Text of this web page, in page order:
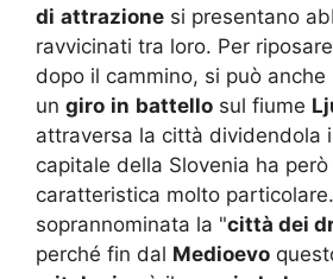
di attrazione si presentano
ravvicinati tra loro. Per
dopo il cammino, si può
un giro in battello sul fiume
attraversa la città dividendola
capitale della Slovenia ha però
caratteristica molto
soprannominata la "città dei
perché fin dal Medioevo